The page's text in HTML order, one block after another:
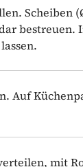
Scheiben
bestreuen.
Auf
mit